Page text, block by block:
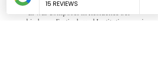
Er war Composer in Residence bei
verschiedenen Festivals und Institutionen wie